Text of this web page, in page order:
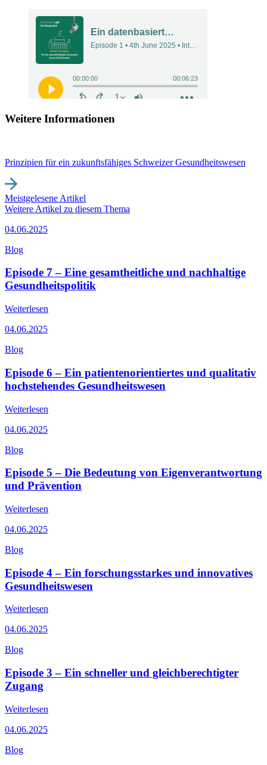
Weitere Informationen
Prinzipien für ein zukunftsfähiges Schweizer Gesundheitswesen
Meistgelesene Artikel
Weitere Artikel zu diesem Thema
04.06.2025
Blog
Episode 7 – Eine gesamtheitliche und nachhaltige
Gesundheitspolitik
Weiterlesen
04.06.2025
Blog
Episode 6 – Ein patientenorientiertes und qualitativ
hochstehendes Gesundheitswesen
Weiterlesen
04.06.2025
Blog
Episode 5 – Die Bedeutung von Eigenverantwortung
und Prävention
Weiterlesen
04.06.2025
Blog
Episode 4 – Ein forschungsstarkes und innovatives
Gesundheitswesen
Weiterlesen
04.06.2025
Blog
Episode 3 – Ein schneller und gleichberechtigter
Zugang
Weiterlesen
04.06.2025
Blog